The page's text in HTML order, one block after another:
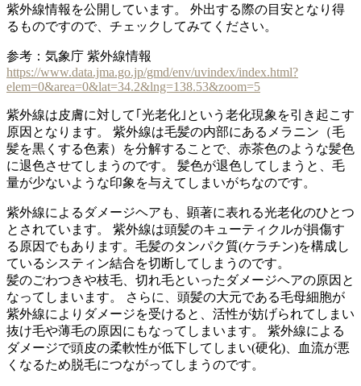
紫外線情報を公開しています。 外出する際の目安となり得
るものですので、チェックしてみてください。
参考：気象庁 紫外線情報
https://www.data.jma.go.jp/gmd/env/uvindex/index.html?
elem=0&area=0&lat=34.2&lng=138.53&zoom=5
紫外線は皮膚に対して｢光老化｣という老化現象を引き起こす
原因となります。 紫外線は毛髪の内部にあるメラニン（毛
髪を黒くする色素）を分解することで、赤茶色のような髪色
に退色させてしまうのです。 髪色が退色してしまうと、毛
量が少ないような印象を与えてしまいがちなのです。
紫外線によるダメージヘアも、顕著に表れる光老化のひとつ
とされています。 紫外線は頭髪のキューティクルが損傷す
る原因でもあります。 毛髪のタンパク質(ケラチン)を構成し
ているシスティン結合を切断してしまうのです。
髪のごわつきや枝毛、切れ毛といったダメージヘアの原因と
なってしまいます。 さらに、頭髪の大元である毛母細胞が
紫外線によりダメージを受けると、活性が妨げられてしまい
抜け毛や薄毛の原因にもなってしまいます。 紫外線による
ダメージで頭皮の柔軟性が低下してしまい(硬化)、血流が悪
くなるため脱毛につながってしまうのです。